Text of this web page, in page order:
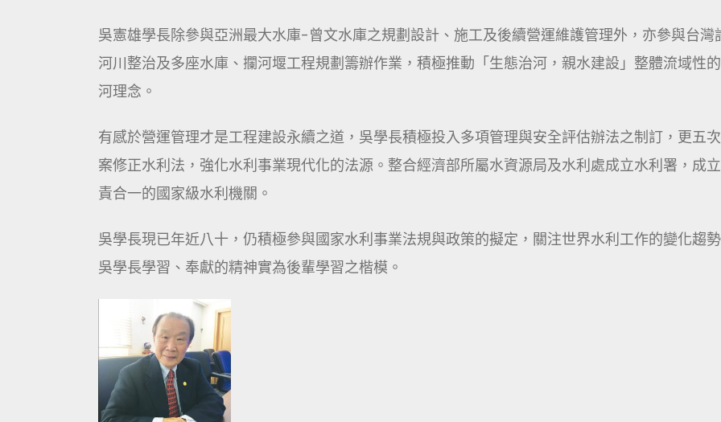
吳憲雄學長除參與亞洲最大水庫-曾文水庫之規劃設計、施工及後續營運維護管理外，亦參與台灣
河川整治及多座水庫、攔河堰工程規劃籌辦作業，積極推動「生態治河，親水建設」整體流域性
河理念。
有感於營運管理才是工程建設永續之道，吳學長積極投入多項管理與安全評估辦法之制訂，更五
案修正水利法，強化水利事業現代化的法源。整合經濟部所屬水資源局及水利處成立水利署，成
責合一的國家級水利機關。
吳學長現已年近八十，仍積極參與國家水利事業法規與政策的擬定，關注世界水利工作的變化趨勢
吳學長學習、奉獻的精神實為後輩學習之楷模。